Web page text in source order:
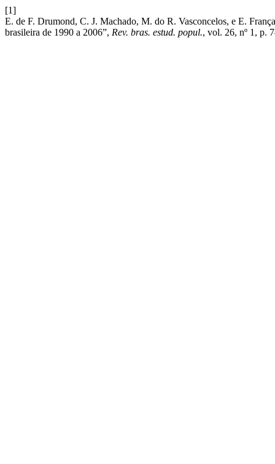
[1]
E. de F. Drumond, C. J. Machado, M. do R. Vasconcelos, e E.
brasileira de 1990 a 2006”, Rev. bras. estud. popul., vol. 26, nº 1, p.